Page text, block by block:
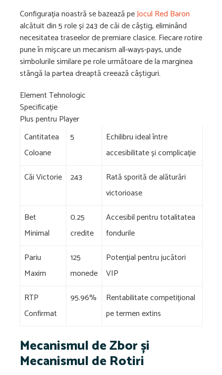
Configurația noastră se bazează peJocul Red Baron
alcătuit din 5 role și 243 de căi de câștig, eliminând
necesitatea traseelor de premiare clasice. Fiecare rotire
pune în mișcare un mecanism all-ways-pays, unde
simbolurile similare pe role următoare de la marginea
stângă la partea dreaptă creează câștiguri.
Element Tehnologic
Specificație
Plus pentru Player
Cantitatea
Coloane
5
Echilibru ideal între
accesibilitate și complicație
Căi Victorie
243
Rată sporită de alăturări
victorioase
Bet
Minimal
0.25
credite
Accesibil pentru totalitatea
fondurile
Pariu
Maxim
125
monede
Potenţial pentru jucători
VIP
RTP
Confirmat
95.96%
Rentabilitate competițional
pe termen extins
Mecanismul de Zbor și
Mecanismul de Rotiri